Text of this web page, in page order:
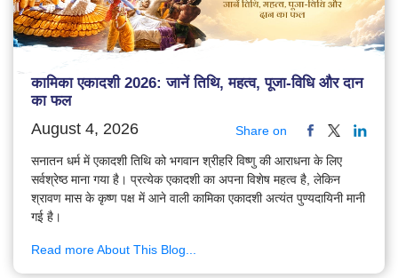
कामिका एकादशी 2026: जानें तिथि, महत्व, पूजा-विधि और दान
का फल
August 4, 2026 Share on
सनातन धर्म में एकादशी तिथि को भगवान श्रीहरि विष्णु की आराधना के लिए
सर्वश्रेष्ठ माना गया है। प्रत्येक एकादशी का अपना विशेष महत्व है, लेकिन
श्रावण मास के कृष्ण पक्ष में आने वाली कामिका एकादशी अत्यंत पुण्यदायिनी मानी
गई है।
Read more About This Blog...